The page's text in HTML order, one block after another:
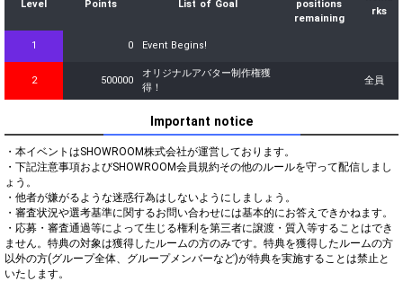
Level Points List of Goal
positions
remaining
rks
1 0 Event Begins!
2 500000
オリジナルアバター制作権獲
得！
全員
Important notice
・本イベントはSHOWROOM株式会社が運営しております。
・下記注意事項およびSHOWROOM会員規約その他のルールを守って配信しまし
ょう。
・他者が嫌がるような迷惑行為はしないようにしましょう。
・審査状況や選考基準に関するお問い合わせには基本的にお答えできかねます。
・応募・審査通過等によって生じる権利を第三者に譲渡・質入等することはでき
ません。特典の対象は獲得したルームの方のみです。特典を獲得したルームの方
以外の方(グループ全体、グループメンバーなど)が特典を実施することは禁止と
いたします。